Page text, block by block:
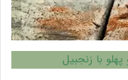
با زنجبیل